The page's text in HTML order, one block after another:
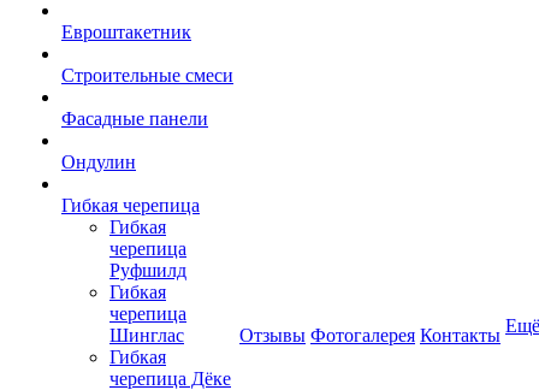
Евроштакетник
Строительные смеси
Фасадные панели
Ондулин
Гибкая черепица
Гибкая
черепица
Руфшилд
Гибкая
черепица
Шинглас
Гибкая
черепица Дёке
Отзывы Фотогалерея Контакты Ещё